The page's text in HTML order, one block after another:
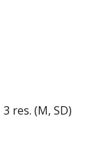
3 res. (M, SD)